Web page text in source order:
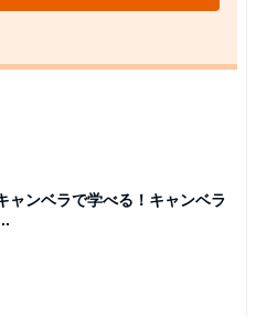
ャンベラで学べる！キャンベラ